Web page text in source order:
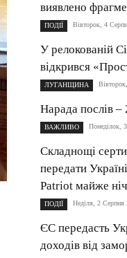
виявлено
ПОДІЇ Вівторок, 4
У релокованій
відкрився
ЛУГАНЩИНА
Нарада послів –
ВАЖЛИВО Понеділок,
Складнощі
передати
Patriot майже
ПОДІЇ Неділя, 2 Серпня
ЄС передасть
доходів від